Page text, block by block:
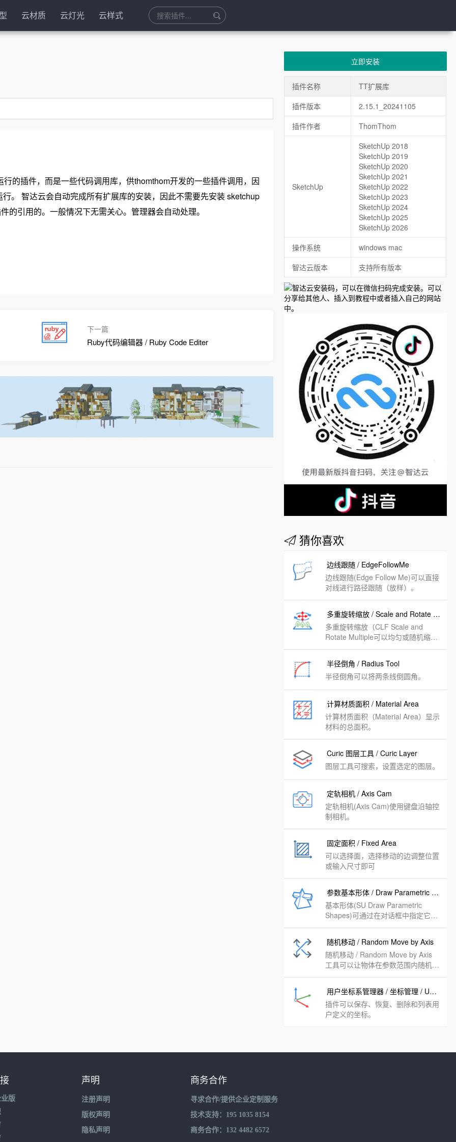
云材质 云灯光 云样式
的插件，而是一些代码调用库，供thomthom开发的一些插件调用，因
。 智达云会自动完成所有扩展库的安装，因此不需要先安装 sketchup
引用的。一般情况下无需关心。管理器会自动处理。
下一篇
Ruby代码编辑器 / Ruby Code Editer
立即安装
插件名称
TT扩展库
插件版本
2.15.1_20241105
插件作者
ThomThom
SketchUp
SketchUp 2018
SketchUp 2019
SketchUp 2020
SketchUp 2021
SketchUp 2022
SketchUp 2023
SketchUp 2024
SketchUp 2025
SketchUp 2026
操作系统
windows mac
智达云版本
支持所有版本
猜你喜欢
边线跟随 / EdgeFollowMe
边线跟随(Edge Follow Me)可以直接
对线进行路径跟随（放样）。
多重旋转缩放 / Scale and Rotate Multiple
多重旋转缩放（CLF Scale and
Rotate Multiple可以均匀或随机缩放
半径倒角 / Radius Tool
半径倒角可以将两条线倒圆角。
计算材质面积 / Material Area
计算材质面积（Material Area）显示
材料的总面积。
Curic 图层工具 / Curic Layer
图层工具可搜索，设置选定的图层。
定轨相机 / Axis Cam
定轨相机(Axis Cam)使用键盘沿轴控
制相机。
固定面积 / Fixed Area
可以选择面，选择移动的边调整位置
或输入尺寸即可
参数基本形体 / Draw Parametric Shapes
基本形体(SU Draw Parametric
Shapes)可通过在对话框中指定它们
数，绘制和放置为组件和编辑常用的
三维几何图形。
随机移动 / Random Move by Axis
随机移动 / Random Move by Axis
工具可以让物体在参数范围内随机移
用户坐标系管理器 / 坐标管理 / UCS Manager
插件可以保存、恢复、删除和列表用
户定义的坐标。
版
声明
注册声明
版权声明
隐私声明
商务合作
寻求合作/提供企业定制服务
技术支持：195 1035 8154
商务合作：132 4482 6572